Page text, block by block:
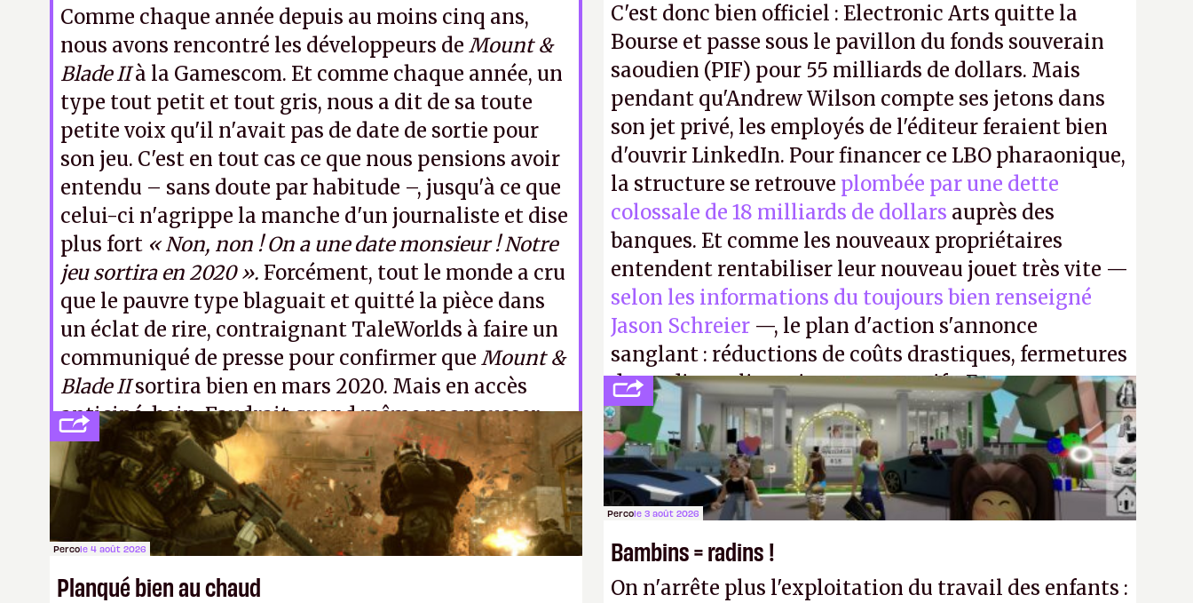
Comme chaque année depuis au moins cinq ans,
nous avons rencontré les développeurs de Mount &
Blade IIà la Gamescom. Et comme chaque année, un
type tout petit et tout gris, nous a dit de sa toute
petite voix qu'il n'avait pas de date de sortie pour
son jeu. C'est en tout cas ce que nous pensions avoir
entendu – sans doute par habitude –, jusqu'à ce que
celui-ci n'agrippe la manche d'un journaliste et dise
plus fort « Non, non ! On a une date monsieur ! Notre
jeu sortira en 2020 ». Forcément, tout le monde a cru
que le pauvre type blaguait et quitté la pièce dans
un éclat de rire, contraignant TaleWorlds à faire un
communiqué de presse pour confirmer que Mount &
Blade IIsortira bien en mars 2020. Mais en accès
anticipé, hein. Faudrait quand même pas pousser
mémé dans les orties.K.L.
C'est donc bien officiel : Electronic Arts quitte la
Bourse et passe sous le pavillon du fonds souverain
saoudien (PIF) pour 55 milliards de dollars. Mais
pendant qu'Andrew Wilson compte ses jetons dans
son jet privé, les employés de l'éditeur feraient bien
d'ouvrir LinkedIn. Pour financer ce LBO pharaonique,
la structure se retrouve plombée par une dette
colossale de 18 milliards de dollars auprès des
banques. Et comme les nouveaux propriétaires
entendent rentabiliser leur nouveau jouet très vite —
selon les informations du toujours bien renseigné
Jason Schreier —, le plan d'action s'annonce
sanglant : réductions de coûts drastiques, fermetures
de studios et licenciements massifs. En gros, essorer
FCet Battlefield, puis virer le reste.P.
Percole 4 août 2026
Planqué bien au chaud
Percole 3 août 2026
Bambins = radins !
On n'arrête plus l'exploitation du travail des enfants :